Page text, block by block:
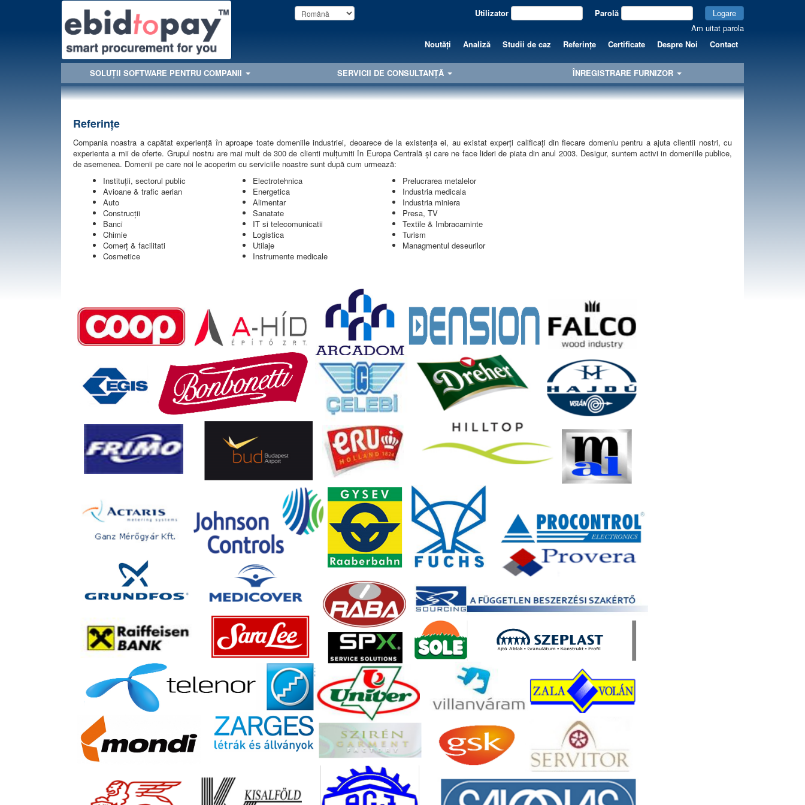
Utilizator Parolă
Logare
Am uitat parola
Noutăți
Analiză Studii de caz Referințe Certificate Despre Noi Contact
SOLUȚII SOFTWARE PENTRU COMPANII SERVICII DE CONSULTANȚĂ ÎNREGISTRARE FURNIZOR
Referințe
Compania noastra a capătat experiență în aproape toate domeniile industriei, deoarece de la existența ei, au existat experți calificați din fiecare domeniu pentru a ajuta clientii nostri, cu
experienta a mii de oferte. Grupul nostru are mai mult de 300 de clienti mulţumiti în Europa Centrală şi care ne face lideri de piata din anul 2003. Desigur, suntem activi in domeniile publice,
de asemenea. Domenii pe care noi le acoperim cu serviciile noastre sunt după cum urmează:
Instituţii, sectorul public
Avioane & trafic aerian
Auto
Construcţii
Banci
Chimie
Comerţ & facilitati
Cosmetice
Electrotehnica
Energetica
Alimentar
Sanatate
IT si telecomunicatii
Logistica
Utilaje
Instrumente medicale
Prelucrarea metalelor
Industria medicala
Industria miniera
Presa, TV
Textile & Imbracaminte
Turism
Managmentul deseurilor